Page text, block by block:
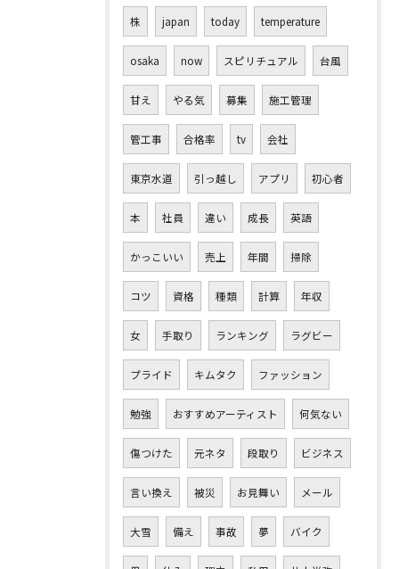
株 japan today temperature
osaka now スピリチュアル 台風
甘え やる気 募集 施工管理
管工事 合格率 tv 会社
東京水道 引っ越し アプリ 初心者
本 社員 違い 成長 英語
かっこいい 売上 年間 掃除
コツ 資格 種類 計算 年収
女 手取り ランキング ラグビー
プライド キムタク ファッション
勉強 おすすめアーティスト 何気ない
傷つけた 元ネタ 段取り ビジネス
言い換え 被災 お見舞い メール
大雪 備え 事故 夢 バイク